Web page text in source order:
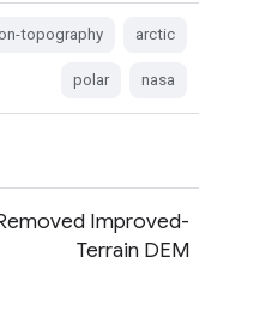
arctic
topography
nasa
polar
Improved-
Terrain DEM